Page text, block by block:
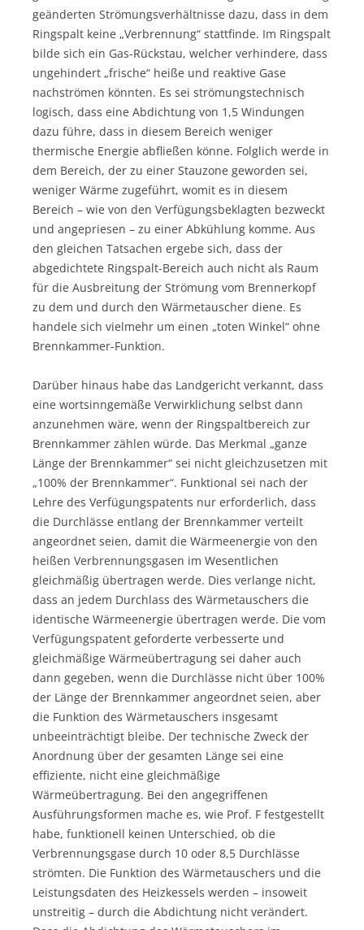
geänderten Strömungsverhältnisse dazu, dass in dem
Ringspalt keine „Verbrennung“ stattfinde. Im Ringspalt
bilde sich ein Gas-Rückstau, welcher verhindere, dass
ungehindert „frische“ heiße und reaktive Gase
nachströmen könnten. Es sei strömungstechnisch
logisch, dass eine Abdichtung von 1,5 Windungen
dazu führe, dass in diesem Bereich weniger
thermische Energie abfließen könne. Folglich werde in
dem Bereich, der zu einer Stauzone geworden sei,
weniger Wärme zugeführt, womit es in diesem
Bereich – wie von den Verfügungsbeklagten bezweckt
und angepriesen – zu einer Abkühlung komme. Aus
den gleichen Tatsachen ergebe sich, dass der
abgedichtete Ringspalt-Bereich auch nicht als Raum
für die Ausbreitung der Strömung vom Brennerkopf
zu dem und durch den Wärmetauscher diene. Es
handele sich vielmehr um einen „toten Winkel“ ohne
Brennkammer-Funktion.
Darüber hinaus habe das Landgericht verkannt, dass
eine wortsinngemäße Verwirklichung selbst dann
anzunehmen wäre, wenn der Ringspaltbereich zur
Brennkammer zählen würde. Das Merkmal „ganze
Länge der Brennkammer“ sei nicht gleichzusetzen mit
„100% der Brennkammer“. Funktional sei nach der
Lehre des Verfügungspatents nur erforderlich, dass
die Durchlässe entlang der Brennkammer verteilt
angeordnet seien, damit die Wärmeenergie von den
heißen Verbrennungsgasen im Wesentlichen
gleichmäßig übertragen werde. Dies verlange nicht,
dass an jedem Durchlass des Wärmetauschers die
identische Wärmeenergie übertragen werde. Die vom
Verfügungspatent geforderte verbesserte und
gleichmäßige Wärmeübertragung sei daher auch
dann gegeben, wenn die Durchlässe nicht über 100%
der Länge der Brennkammer angeordnet seien, aber
die Funktion des Wärmetauschers insgesamt
unbeeinträchtigt bleibe. Der technische Zweck der
Anordnung über der gesamten Länge sei eine
effiziente, nicht eine gleichmäßige
Wärmeübertragung. Bei den angegriffenen
Ausführungsformen mache es, wie Prof. F festgestellt
habe, funktionell keinen Unterschied, ob die
Verbrennungsgase durch 10 oder 8,5 Durchlässe
strömten. Die Funktion des Wärmetauschers und die
Leistungsdaten des Heizkessels werden – insoweit
unstreitig – durch die Abdichtung nicht verändert.